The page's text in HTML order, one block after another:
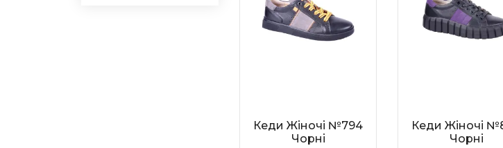
Кеди Жіночі №794
Чорні
Кеди Жіночі
Чорні